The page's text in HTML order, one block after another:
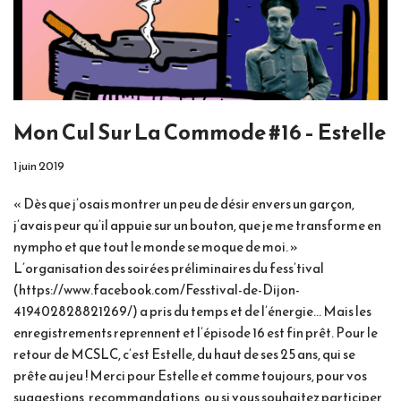
Mon Cul Sur La Commode #16 – Estelle
1 juin 2019
« Dès que j’osais montrer un peu de désir envers un garçon,
j’avais peur qu’il appuie sur un bouton, que je me transforme en
nympho et que tout le monde se moque de moi. »
L’organisation des soirées préliminaires du fess’tival
(https://www.facebook.com/Fesstival-de-Dijon-
419402828821269/) a pris du temps et de l’énergie… Mais les
enregistrements reprennent et l’épisode 16 est fin prêt. Pour le
retour de MCSLC, c’est Estelle, du haut de ses 25 ans, qui se
prête au jeu ! Merci pour Estelle et comme toujours, pour vos
suggestions, recommandations, ou si vous souhaitez participer